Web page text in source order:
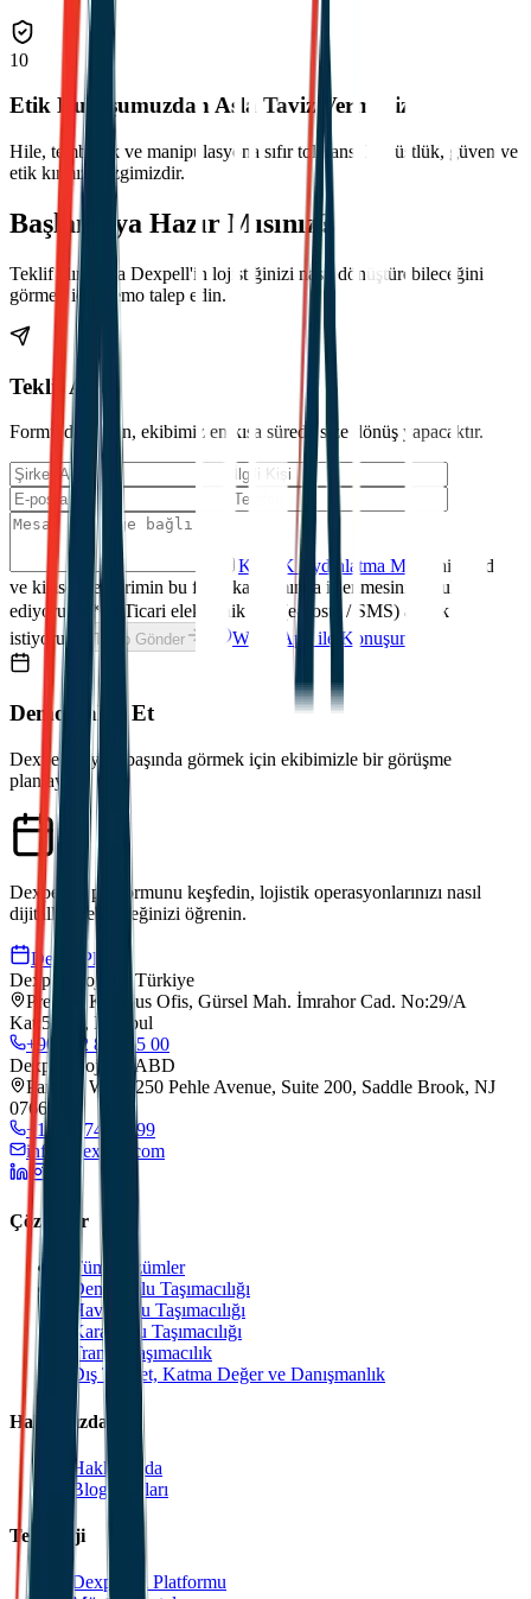
10
Etik Duruşumuzdan Asla Taviz Vermeyiz
Hile, tembellik ve manipülasyona sıfır tolerans. Dürüstlük, güven ve
etik kırmızı çizgimizdir.
Başlamaya Hazır Mısınız?
Teklif alın veya Dexpell'in lojistiğinizi nasıl dönüştürebileceğini
görmek için demo talep edin.
Teklif Al
Formu doldurun, ekibimiz en kısa sürede size dönüş yapacaktır.
KVKK Aydınlatma Metni
'ni okudum
ve kişisel verilerimin bu form kapsamında işlenmesini kabul
ediyorum.
*
Ticari elektronik ileti (e-posta / SMS) almak
istiyorum.
Talep Gönder WhatsApp ile Konuşun
Demo Talep Et
Dexpell.ai'yi iş başında görmek için ekibimizle bir görüşme
planlayın.
Dexpell.ai platformunu keşfedin, lojistik operasyonlarınızı nasıl
dijitalleştirebileceğinizi öğrenin.
Demo Planla
Dexpell Lojistik Türkiye
Premier Kampus Ofis, Gürsel Mah. İmrahor Cad. No:29/A
Kat:5/173, İstanbul
+90 212 852 55 00
Dexpell Lojistik ABD
Park 80 West, 250 Pehle Avenue, Suite 200, Saddle Brook, NJ
07663
+1 201 744 2499
info@dexpell.com
Çözümler
Tüm Çözümler
Deniz Yolu Taşımacılığı
Hava Yolu Taşımacılığı
Kara Yolu Taşımacılığı
Transit Taşımacılık
Dış Ticaret, Katma Değer ve Danışmanlık
Hakkımızda
Hakkımızda
Blog Yazıları
Teknoloji
Dexpell.ai Platformu